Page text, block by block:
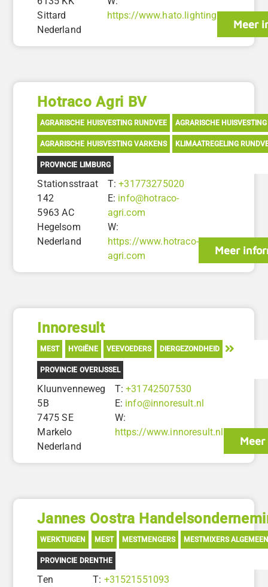
Sittard
Nederland
https://www.hato.lighting
Meer
Hotraco Agri BV
AGRARISCHE HUISVESTING RUNDVEE AGRARISCHE
AGRARISCHE HUISVESTING VARKENS KLIMAATREGELING
PROVINCIE LIMBURG
Stationsstraat
142
5963 AC
Hegelsom
Nederland
T:+31773275020
E: info@hotraco-
agri.com
W:
https://www.hotraco-
agri.com
Meer
Innoresult
MEST HYGIËNE VEEVOEDERS DIERGEZONDHEID
PROVINCIE OVERIJSSEL
Kluunvenneweg
5B
7475 SE
Markelo
Nederland
T:+31742507530
E: info@innoresult.nl
W:
https://www.innoresult.nl
Jannes Oostra
WERKTUIGEN MEST MESTMENGERS MESTMIXERS
PROVINCIE DRENTHE
Ten
T: +31521551093